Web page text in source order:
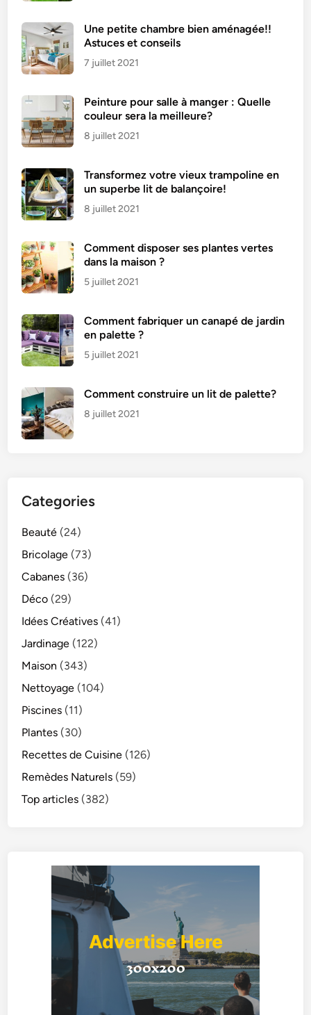
Une petite chambre bien aménagée!!
Astuces et conseils
7 juillet 2021
Peinture pour salle à manger : Quelle
couleur sera la meilleure?
8 juillet 2021
Transformez votre vieux trampoline en
un superbe lit de balançoire!
8 juillet 2021
Comment disposer ses plantes vertes
dans la maison ?
5 juillet 2021
Comment fabriquer un canapé de jardin
en palette ?
5 juillet 2021
Comment construire un lit de palette?
8 juillet 2021
Categories
Beauté (24)
Bricolage (73)
Cabanes (36)
Déco (29)
Idées Créatives (41)
Jardinage (122)
Maison (343)
Nettoyage (104)
Piscines (11)
Plantes (30)
Recettes de Cuisine (126)
Remèdes Naturels (59)
Top articles (382)